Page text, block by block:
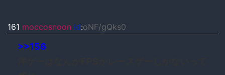
161 moccosnoon id:oNF/gQks0
>>156